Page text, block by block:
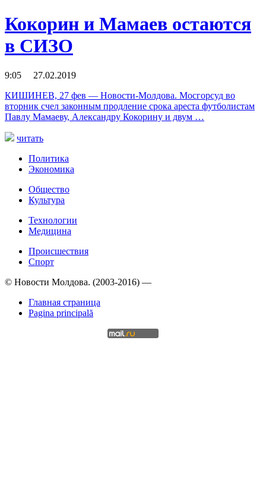
Кокорин и Мамаев остаются
в СИЗО
9:05 27.02.2019
КИШИНЕВ, 27 фев — Новости-Молдова. Мосгорсуд во
вторник счел законным продление срока ареста футболистам
Павлу Мамаеву, Александру Кокорину и двум …
читать
Политика
Экономика
Общество
Культура
Технологии
Медицина
Происшествия
Спорт
© Новости Молдова. (2003-2016) —
Главная страница
Pagina principală